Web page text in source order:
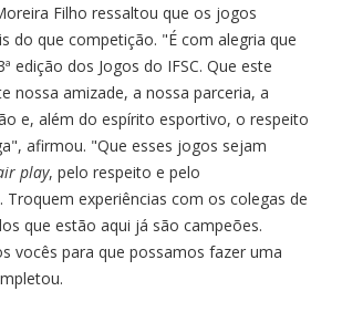
Filho ressaltou que os jogos
do que competição. "É com alegria que
edição dos Jogos do IFSC. Que este
nossa amizade, a nossa parceria, a
e, além do espírito esportivo, o respeito
afirmou. "Que esses jogos sejam
play, pelo respeito e pelo
Troquem experiências com os colegas de
que estão aqui já são campeões.
vocês para que possamos fazer uma